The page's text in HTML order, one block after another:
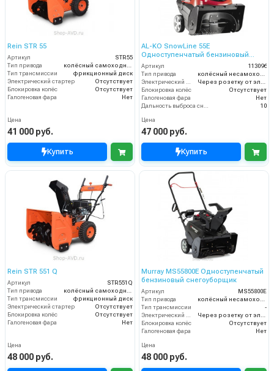
Rein STR 55
Артикул
STR55
Тип привода
колёсный самоходный
Тип трансмиссии
фрикционный диск
Электрический стартер
Отсутствует
Блокировка колёс
Отсутствует
Галогеновая фара
Нет
Цена
41 000 руб.
Купить
AL-KO SnowLine 55E
Одноступенчатый бензиновый
снегоуборщик
Артикул
113096
Тип привода
колёсный несамоходный
Электрический стартер
Через розетку от электросети
Блокировка колёс
Отсутствует
Галогеновая фара
Нет
Дальность выброса снега (м)
10
Цена
47 000 руб.
Купить
Rein STR 551 Q
Артикул
STR551Q
Тип привода
Тип трансмиссии
фрикционный диск
Электрический стартер
Отсутствует
Блокировка колёс
Отсутствует
Галогеновая фара
Нет
Цена
48 000 руб.
Murray MS55800E Одноступенчатый
бензиновый снегоуборщик
Артикул
MS55800E
Тип привода
Тип трансмиссии
-
Блокировка колёс
Отсутствует
Галогеновая фара
Нет
Цена
48 000 руб.